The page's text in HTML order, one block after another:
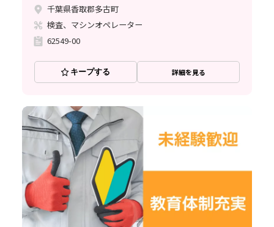
千葉県香取郡多古町
検査、マシンオペレーター
62549-00
キープする 詳細を見る